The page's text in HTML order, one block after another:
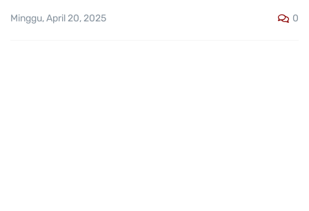
Minggu, April 20, 2025 0